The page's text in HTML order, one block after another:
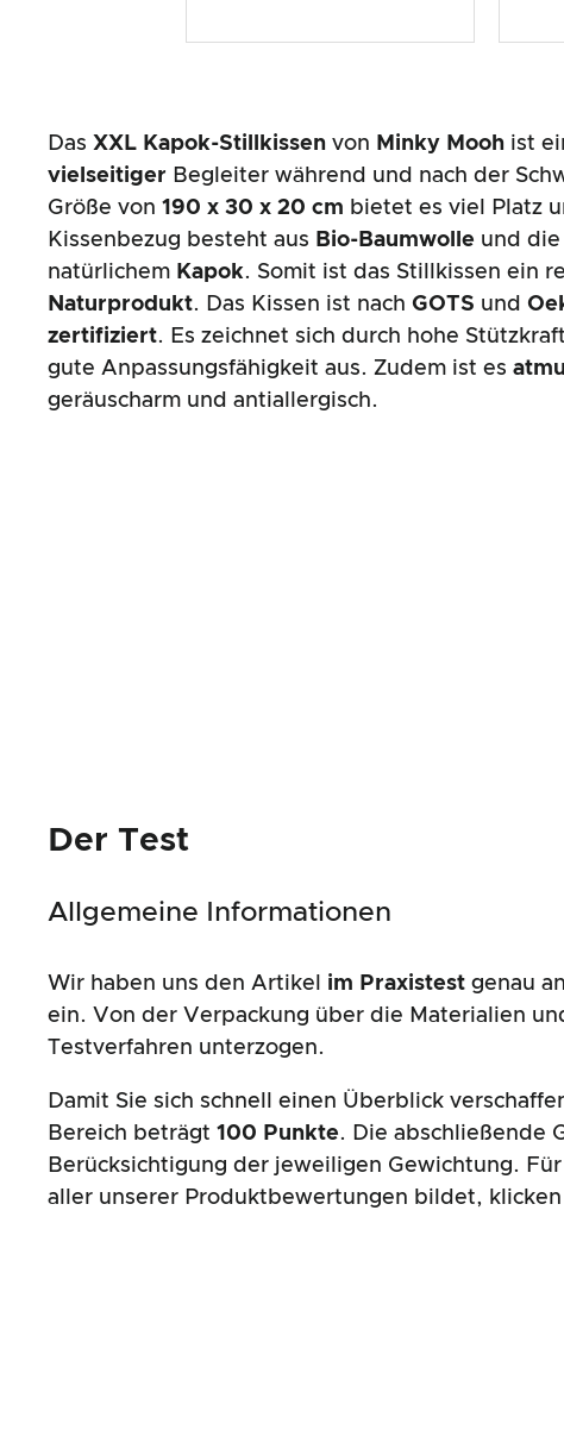
Das XXL Kapok-Stillkissen von Minky Mooh ist
vielseitiger Begleiter während und nach der
Größe von 190 x 30 x 20 cm bietet es viel Platz
Kissenbezug besteht aus Bio-Baumwolle und die
natürlichem Kapok. Somit ist das Stillkissen ein
Naturprodukt. Das Kissen ist nach GOTS und
zertifiziert. Es zeichnet sich durch hohe
gute Anpassungsfähigkeit aus. Zudem ist es
geräuscharm und antiallergisch.
Der Test
Allgemeine Informationen
Wir haben uns den Artikel im Praxistest genau
ein. Von der Verpackung über die Materialien
Testverfahren unterzogen.
Damit Sie sich schnell einen Überblick
Bereich beträgt 100 Punkte. Die abschließende
Berücksichtigung der jeweiligen Gewichtung.
aller unserer Produktbewertungen bildet,